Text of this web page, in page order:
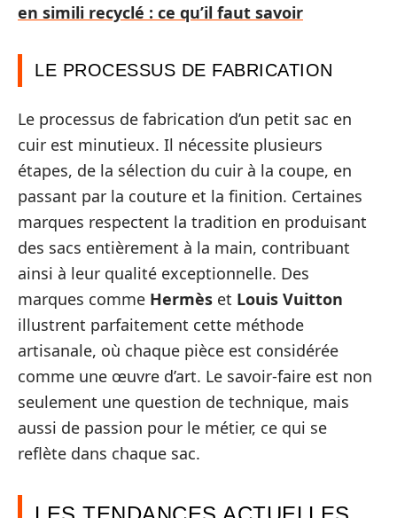
en simili recyclé : ce qu’il faut savoir
LE PROCESSUS DE FABRICATION
Le processus de fabrication d’un petit sac en
cuir est minutieux. Il nécessite plusieurs
étapes, de la sélection du cuir à la coupe, en
passant par la couture et la finition. Certaines
marques respectent la tradition en produisant
des sacs entièrement à la main, contribuant
ainsi à leur qualité exceptionnelle. Des
marques comme Hermès et Louis Vuitton
illustrent parfaitement cette méthode
artisanale, où chaque pièce est considérée
comme une œuvre d’art. Le savoir-faire est non
seulement une question de technique, mais
aussi de passion pour le métier, ce qui se
reflète dans chaque sac.